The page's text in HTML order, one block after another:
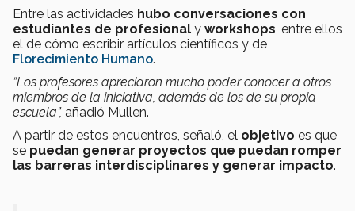
Entre las actividades hubo conversaciones con
estudiantes de profesional y workshops, entre ellos
el de cómo escribir artículos científicos y de
Florecimiento Humano.
“Los profesores apreciaron mucho poder conocer a otros
miembros de la iniciativa, además de los de su propia
escuela”, añadió Mullen.
A partir de estos encuentros, señaló, el objetivo es que
se puedan generar proyectos que puedan romper
las barreras interdisciplinares y generar impacto.